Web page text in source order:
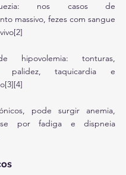
nos casos de
massivo, fezes com sangue
hipovolemia: tonturas,
palidez, taquicardia e
pode surgir anemia,
se por fadiga e dispneia